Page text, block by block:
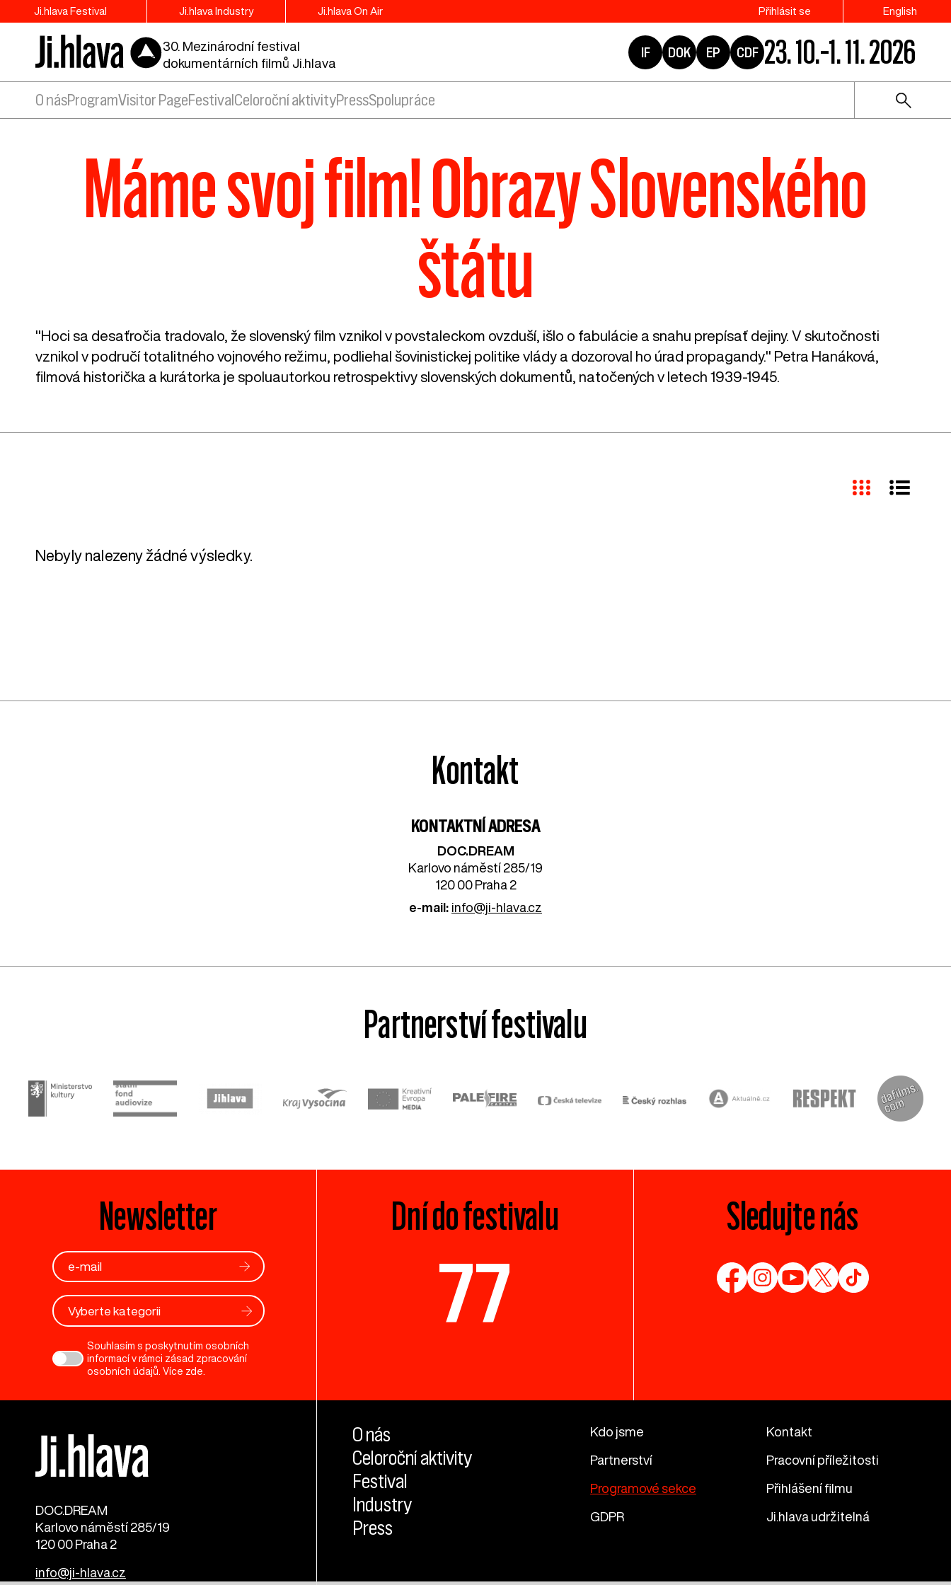
Ji.hlava Festival Ji.hlava Industry Ji.hlava On Air Přihlásit se English
30. Mezinárodní festival
dokumentárních filmů Ji.hlava
IF DOK EP CDF 23. 10.–1. 11. 2026
O násProgramVisitor PageFestival Celoroční aktivityPressSpolupráce
Máme svoj film! Obrazy Slovenského
štátu
"Hoci sa desaťročia tradovalo, že slovenský film vznikol v povstaleckom ovzduší, išlo o fabulácie a snahu prepísať dejiny. V skutočnosti
vznikol v područí totalitného vojnového režimu, podliehal šovinistickej politike vlády a dozoroval ho úrad propagandy." Petra Hanáková,
filmová historička a kurátorka je spoluautorkou retrospektivy slovenských dokumentů, natočených v letech 1939-1945.
Nebyly nalezeny žádné výsledky.
Kontakt
KONTAKTNÍ ADRESA
DOC.DREAM​
Karlovo náměstí 285/19
120 00 Praha 2
e-mail: info@ji-hlava.cz
Partnerství festivalu
Newsletter
Vyberte kategorii
Souhlasím s poskytnutím osobních
informací v rámci zásad zpracování
osobních údajů. Více zde.
Dní do festivalu
77
Sledujte nás
DOC.DREAM​
Karlovo náměstí 285/19
120 00 Praha 2
info@ji-hlava.cz
O nás
Celoroční aktivity
Festival
Industry
Press
Kdo jsme Kontakt
Partnerství Pracovní příležitosti
Programové sekce Přihlášení filmu
GDPR Ji.hlava udržitelná